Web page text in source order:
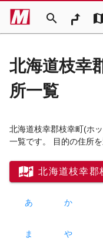
search map
北海道枝幸
所一覧
北海道枝幸郡枝幸町(ホ
一覧です。 目的の住所を
北海道枝幸郡
あ か
ま や